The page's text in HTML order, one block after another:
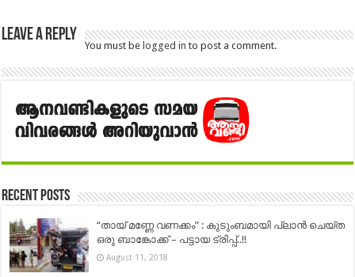
Leave a Reply
You must be logged in to post a comment.
Recent Posts
“തായ് മണ്ണേ വണക്കം” : കുടുംബമായി പ്ലാൻ ചെയ്ത
ഒരു ബാങ്കോക്ക് – പട്ടായ ട്രിപ്പ്..!!
August 11, 2018